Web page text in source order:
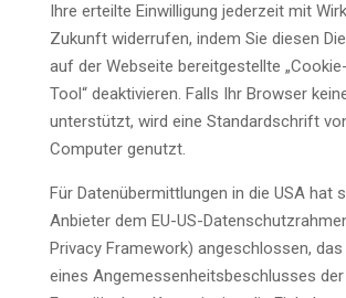
Ihre erteilte Einwilligung jederzeit mit
Zukunft widerrufen, indem Sie diesen
auf der Webseite bereitgestellte
Tool“ deaktivieren. Falls Ihr Browser
unterstützt, wird eine Standardschrift
Computer genutzt.
Für Datenübermittlungen in die USA hat
Anbieter dem EU-US-
Privacy Framework) angeschlossen,
eines Angemessenheitsbeschlusses der